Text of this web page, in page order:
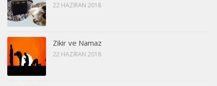
22 HAZIRAN 2018
Zikir ve Namaz
22 HAZIRAN 2018